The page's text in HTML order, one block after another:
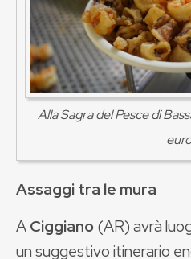
Alla Sagra del Pesce di
Assaggi tra le mura
ACiggiano(AR) avrà
un suggestivo itinerario